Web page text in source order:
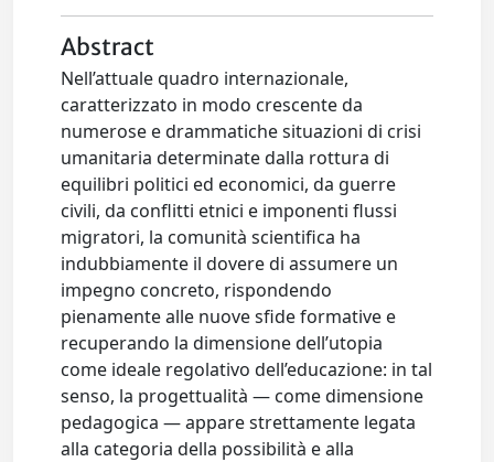
Abstract
Nell’attuale quadro internazionale,
caratterizzato in modo crescente da
numerose e drammatiche situazioni di crisi
umanitaria determinate dalla rottura di
equilibri politici ed economici, da guerre
civili, da conflitti etnici e imponenti flussi
migratori, la comunità scientifica ha
indubbiamente il dovere di assumere un
impegno concreto, rispondendo
pienamente alle nuove sfide formative e
recuperando la dimensione dell’utopia
come ideale regolativo dell’educazione: in tal
senso, la progettualità — come dimensione
pedagogica — appare strettamente legata
alla categoria della possibilità e alla